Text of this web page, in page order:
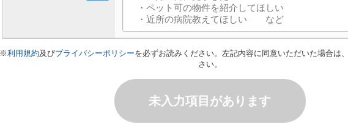
※利用規約及びプライバシーポリシーを必ずお読みください。左記内容に同意いただいた場合は
さい。
未入力項目があります